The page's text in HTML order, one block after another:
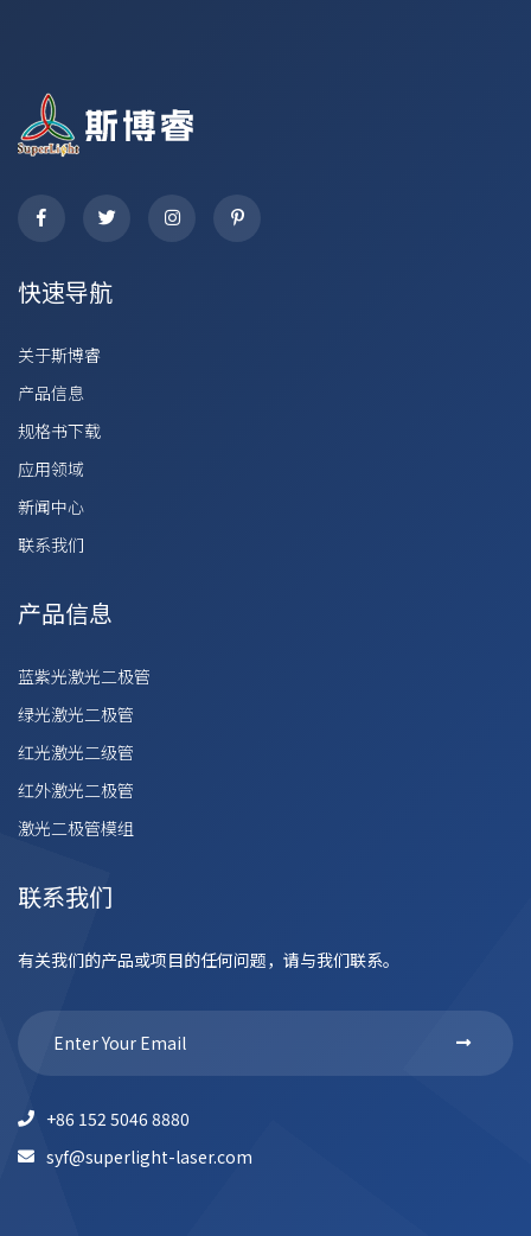
快速导航
关于斯博睿
产品信息
规格书下载
应用领域
新闻中心
联系我们
产品信息
蓝紫光激光二极管
绿光激光二极管
红光激光二级管
红外激光二极管
激光二极管模组
联系我们
有关我们的产品或项目的任何问题，请与我们联系。
+86 152 5046 8880
syf@superlight-laser.com